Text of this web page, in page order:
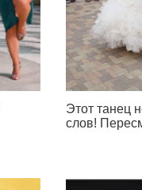
Этот танец
слов!